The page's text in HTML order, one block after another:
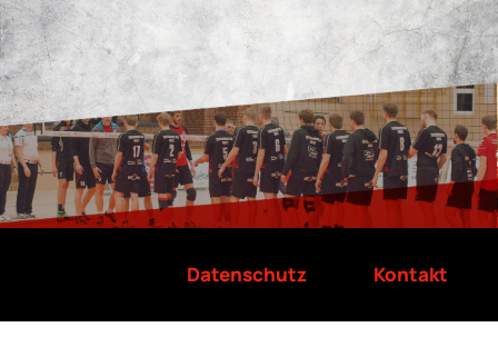
Datenschutz Kontakt